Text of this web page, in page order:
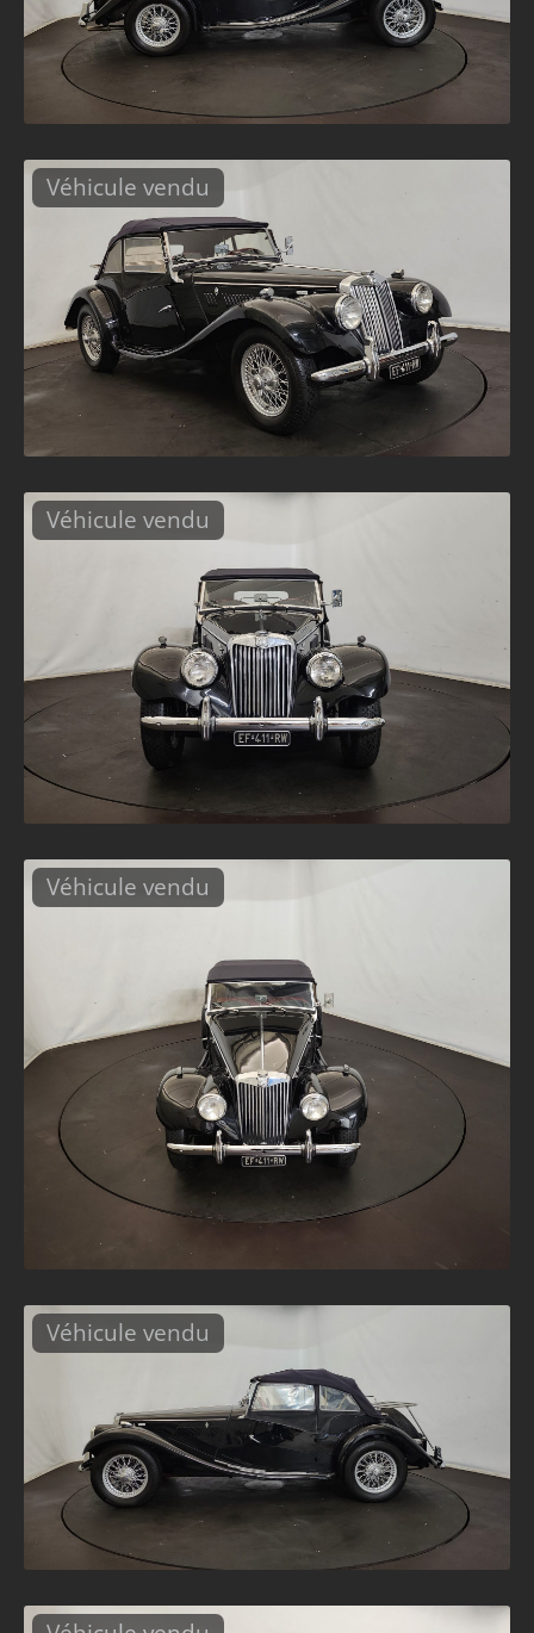
Véhicule vendu
Véhicule vendu
Véhicule vendu
Véhicule vendu